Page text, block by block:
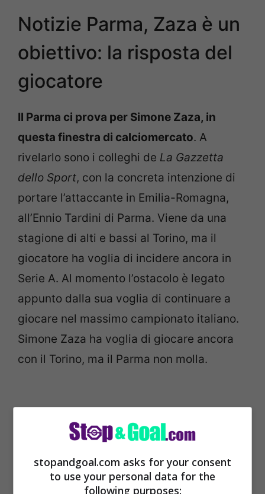
Notizie Parma, Zaza è un
obiettivo: la risposta del
giocatore
Il Parma ci prova per Simone Zaza, in
questa finestra di calciomercato. A
rivelarlo sono i colleghi de La Gazzetta
dello Sport, con la concreta intenzione di
portare l’attaccante in Emilia-Romagna,
all’Ennio Tardini di Parma. Viene da una
stagione di alti e bassi al Torino, ma il
giocatore ha voglia di incidere ancora in
Serie A. Al momento l’ostacolo è legato
appunto dalla sua voglia di continuare a
giocare nel massimo campionato italiano.
Simone Zaza ha voglia di giocare ancora
con il Torino, ma il Parma non molla.
stopandgoal.com asks for your consent
to use your personal data for the
following purposes: